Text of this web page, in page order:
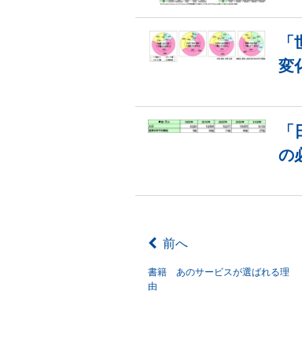
変
の
前へ
書籍 あのサービスが選ばれる理
由